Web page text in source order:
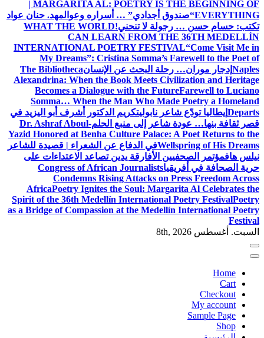
| MARGARITA AL: POETRY IS THE BEGINNING OF
EVERYTHING“صندوق أجدادي” … أسراره وعوالمهد. حنان عواد
تكتب: حسام حسن … رجولة لا تنحني!WHAT THE WORLD
CAN LEARN FROM THE 36TH MEDELLÍN
INTERNATIONAL POETRY FESTIVAL“Come Visit Me in
My Dreams”: Cristina Somma’s Farewell to the Poet of
Naples إدجار موران… رحلة البحث عن الإنسانThe Bibliotheca
Alexandrina: When the Book Meets Civilization and Heritage
Becomes a Dialogue with the FutureFarewell to Luciano
Somma… When the Man Who Made Poetry a Homeland
Departs إيطاليا تودّع شاعر نابوليتكريم الدكتور أشرف أبو اليزيد في
قصر ثقافة بنها… عودة شاعر إلى منبع الحلمDr. Ashraf Aboul-
Yazid Honored at Benha Culture Palace: A Poet Returns to the
Wellspring of His Dreamsفي الدفاع عن الشعراء | قصيدة للشاعر
نيلس هافمؤتمر الصحفيين الأفارقة يدين تصاعد الاعتداءات على
حرية الصحافة في أفريقياCongress of African Journalists
Condemns Rising Attacks on Press Freedom Across
AfricaPoetry Ignites the Soul: Margarita Al Celebrates the
Spirit of the 36th Medellín International Poetry FestivalPoetry
as a Bridge of Compassion at the Medellín International Poetry
Festival
السبت. أغسطس 8th, 2026
Home
Cart
Checkout
My account
Sample Page
Shop